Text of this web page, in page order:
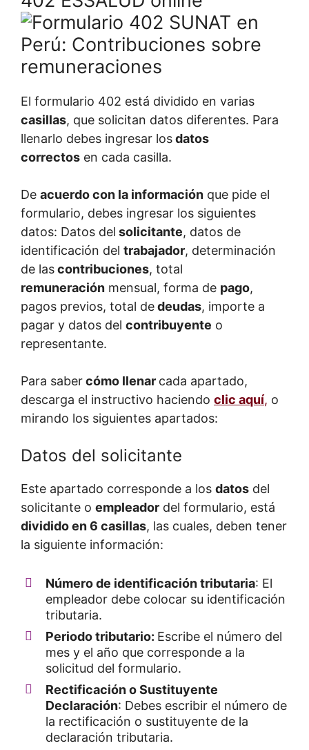
El formulario 402 está dividido en varias
casillas, que solicitan datos diferentes. Para
llenarlo debes ingresar losdatos
correctos en cada casilla.
De acuerdo con la información que pide el
formulario, debes ingresar los siguientes
datos: Datos del solicitante, datos de
identificación del trabajador, determinación
de lascontribuciones, total
remuneración mensual, forma de pago,
pagos previos, total dedeudas, importe a
pagar y datos del contribuyente o
representante.
Para sabercómo llenar cada apartado,
descarga el instructivo haciendo clic aquí, o
mirando los siguientes apartados:
Datos del solicitante
Este apartado corresponde a los datos del
solicitante o empleador del formulario, está
dividido en 6 casillas, las cuales, deben tener
la siguiente información:
Número de identificación tributaria: El
empleador debe colocar su identificación
tributaria.
Periodo tributario: Escribe el número del
mes y el año que corresponde a la
solicitud del formulario.
Rectificación o Sustituyente
Declaración: Debes escribir el número de
la rectificación o sustituyente de la
declaración tributaria.